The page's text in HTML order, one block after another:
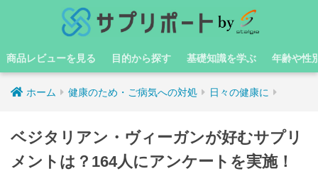
商品レビューを見る 目的から探す 基礎知識を学ぶ 年齢や性
ホーム 健康のため・ご病気への対処 日々の健康に
ベジタリアン・ヴィーガンが好むサプリ
メントは？164人にアンケートを実施！